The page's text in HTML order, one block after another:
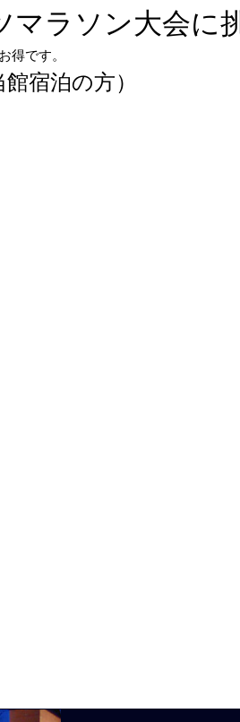
ラソン大会に
す。
宿泊の方）